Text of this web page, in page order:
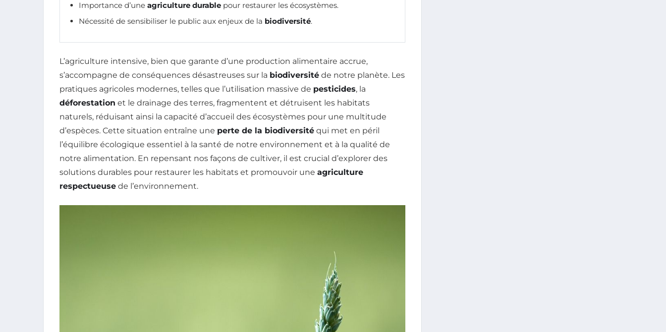
Importance d’une agriculture durable pour restaurer les écosystèmes.
Nécessité de sensibiliser le public aux enjeux de la biodiversité.
L’agriculture intensive, bien que garante d’une production alimentaire accrue,
s’accompagne de conséquences désastreuses sur la biodiversité de notre planète. Les
pratiques agricoles modernes, telles que l’utilisation massive de pesticides, la
déforestation et le drainage des terres, fragmentent et détruisent les habitats
naturels, réduisant ainsi la capacité d’accueil des écosystèmes pour une multitude
d’espèces. Cette situation entraîne une perte de la biodiversité qui met en péril
l’équilibre écologique essentiel à la santé de notre environnement et à la qualité de
notre alimentation. En repensant nos façons de cultiver, il est crucial d’explorer des
solutions durables pour restaurer les habitats et promouvoir une agriculture
respectueuse de l’environnement.